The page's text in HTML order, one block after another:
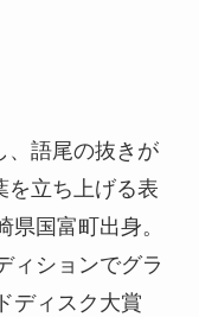
、語尾の抜きが
を立ち上げる表
国富町出身。
ィションでグラ
ディスク大賞